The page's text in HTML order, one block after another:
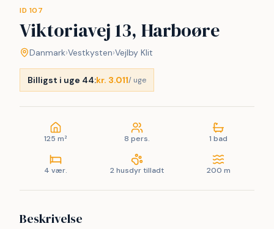
ID 107
Viktoriavej 13, Harboøre
Danmark›Vestkysten›Vejlby Klit
Billigst i uge 44:kr. 3.011/ uge
125 m² 8 pers. 1 bad
4 vær. 2 husdyr tilladt 200 m
Beskrivelse